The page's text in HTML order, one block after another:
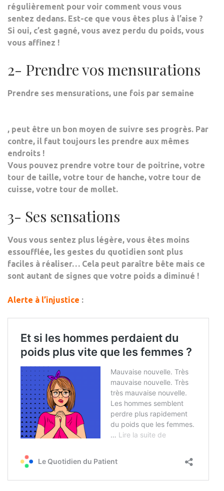
régulièrement pour voir comment vous vous
sentez dedans. Est-ce que vous êtes plus à l’aise ?
Si oui, c’est gagné, vous avez perdu du poids, vous
vous affinez !
2- Prendre vos mensurations
Prendre ses mensurations, une fois par semaine
, peut être un bon moyen de suivre ses progrès. Par
contre, il faut toujours les prendre aux mêmes
endroits !
Vous pouvez prendre votre tour de poitrine, votre
tour de taille, votre tour de hanche, votre tour de
cuisse, votre tour de mollet.
3- Ses sensations
Vous vous sentez plus légère, vous êtes moins
essoufflée, les gestes du quotidien sont plus
faciles à réaliser… Cela peut paraître bête mais ce
sont autant de signes que votre poids a diminué !
Alerte à l’injustice :